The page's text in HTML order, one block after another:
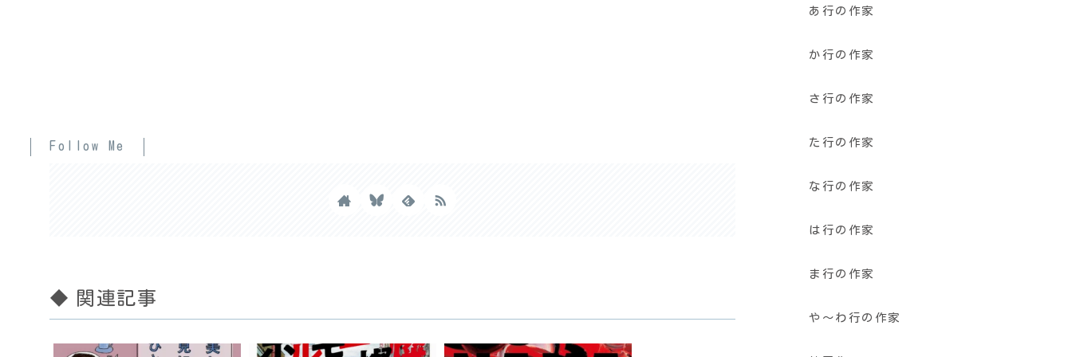
Follow Me
◆ 関連記事
あ行の作家
か行の作家
さ行の作家
た行の作家
な行の作家
は行の作家
ま行の作家
や〜わ行の作家